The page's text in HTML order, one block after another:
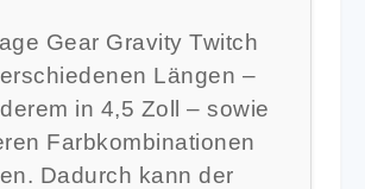
Gear Gravity Twitch
Längen –
in 4,5 Zoll – sowie
Farbkombinationen
Dadurch kann der